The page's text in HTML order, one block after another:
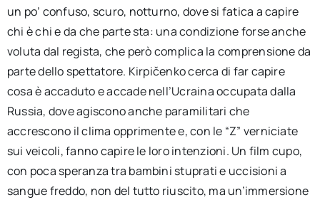
un po’ confuso, scuro, notturno, dove si fatica a capire
chi è chi e da che parte sta: una condizione forse anche
voluta dal regista, che però complica la comprensione da
parte dello spettatore. Kirpičenko cerca di far capire
cosa è accaduto e accade nell’Ucraina occupata dalla
Russia, dove agiscono anche paramilitari che
accrescono il clima opprimente e, con le “Z” verniciate
sui veicoli, fanno capire le loro intenzioni. Un film cupo,
con poca speranza tra bambini stuprati e uccisioni a
sangue freddo, non del tutto riuscito, ma un’immersione